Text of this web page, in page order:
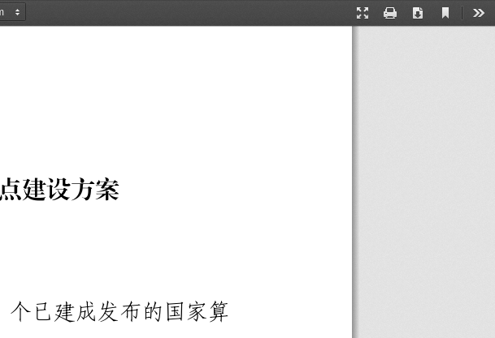
Presentation
Print Download
Current
点建设方案
个已建成发布的国 家算